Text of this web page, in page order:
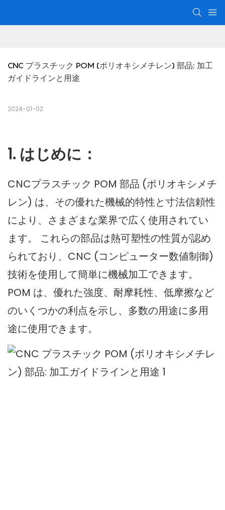
CNC プラスチック POM (ポリオキシメチレン) 部品: 加工
ガイドラインと用途
2024-01-02
1. はじめに：
CNCプラスチック POM 部品 (ポリオキシメチ
レン) は、その優れた機械的特性と寸法信頼性
により、さまざまな業界で広く使用されてい
ます。 これらの部品は熱可塑性の性質が認め
られており、CNC (コンピューター数値制御)
技術を使用して簡単に機械加工できます。
POM は、優れた強度、耐摩耗性、低摩擦など
のいくつかの利点を示し、多数の用途に多用
途に使用できます。